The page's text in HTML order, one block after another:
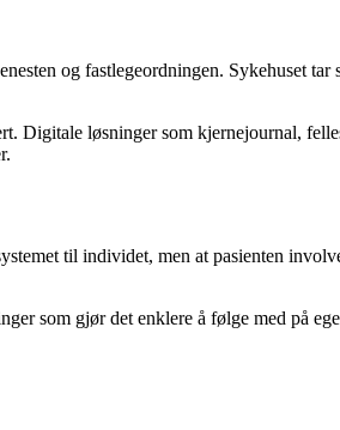
og fastlegeordningen. Sykehuset
Digitale løsninger som kjernejournal,
til individet, men at pasienten
som gjør det enklere å følge med på